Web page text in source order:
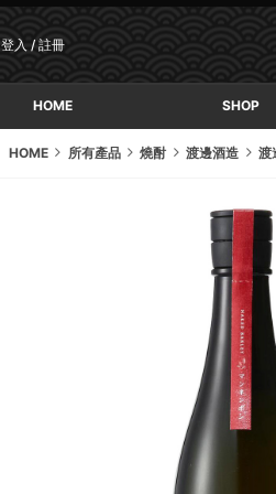
登入 / 註冊
HOME SHOP
HOME 所有產品 燒酎 渡邊酒造 渡